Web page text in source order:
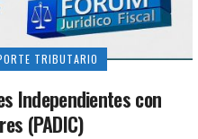
TRIBUTARIO
Independientes con
(PADIC)